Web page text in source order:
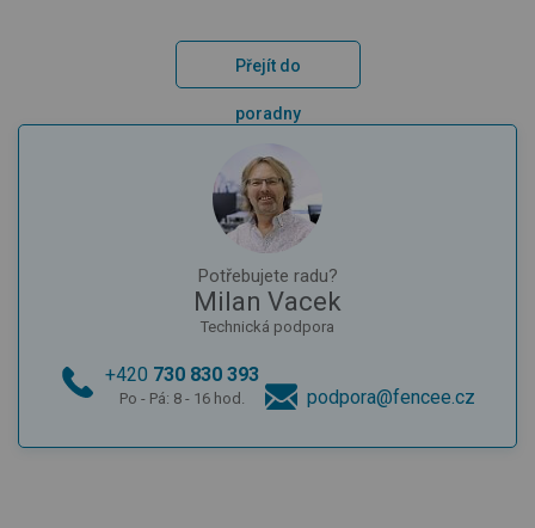
Přejít do
poradny
Potřebujete radu?
Milan Vacek
Technická podpora
+420 730 830 393
Po - Pá: 8 - 16 hod. podpora@fencee.cz